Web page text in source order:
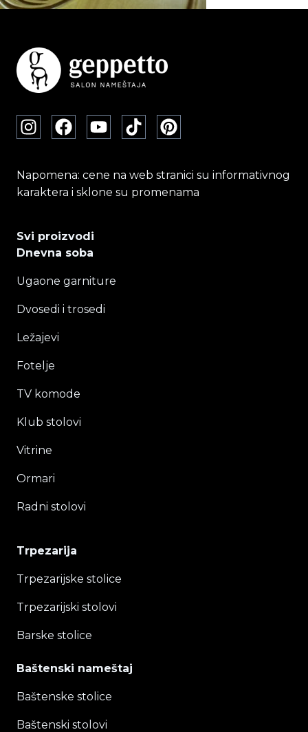
Napomena: cene na web stranici su informativnog
karaktera i sklone su promenama
Svi proizvodi
Dnevna soba
Ugaone garniture
Dvosedi i trosedi
Ležajevi
Fotelje
TV komode
Klub stolovi
Vitrine
Ormari
Radni stolovi
Trpezarija
Trpezarijske stolice
Trpezarijski stolovi
Barske stolice
Baštenski nameštaj
Baštenske stolice
Baštenski stolovi